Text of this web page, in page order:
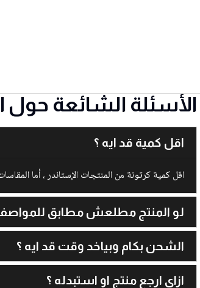
الأسئلة الشائعة حول
اقل كمية قد ايه ؟
اقل كمية كرتونة من المنتجات الإستاندر ، أما
لو المنتج مطلعش مطابق
الشحن بكام وبياخد وقت قد ايه ؟
ازاى ارجع منتج او استبدله ؟